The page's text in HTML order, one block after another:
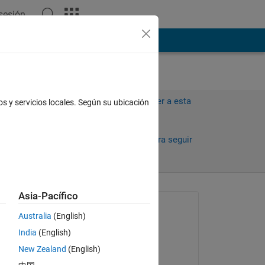
Iniciar sesión para responder a esta
Iniciar sesión para seguir
el 15 de Mzo. de 2014
y servicios locales. Según su ubicación
Asia-Pacífico
Australia (English)
India (English)
New Zealand (English)